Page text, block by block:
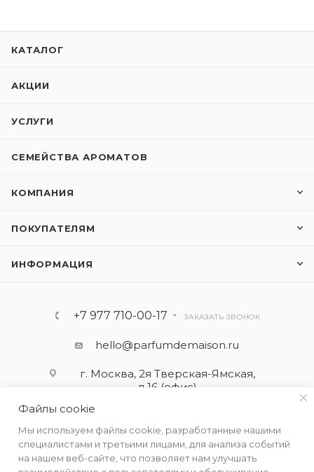
КАТАЛОГ
АКЦИИ
УСЛУГИ
СЕМЕЙСТВА АРОМАТОВ
КОМПАНИЯ
ПОКУПАТЕЛЯМ
ИНФОРМАЦИЯ
+7 977 710-00-17 ЗАКАЗАТЬ ЗВОНОК
hello@parfumdemaison.ru
г. Москва, 2я Тверская-Ямская,
д.16 (офис)
Файлы cookie
Мы используем файлы cookie, разработанные нашими
специалистами и третьими лицами, для анализа событий
на нашем веб-сайте, что позволяет нам улучшать